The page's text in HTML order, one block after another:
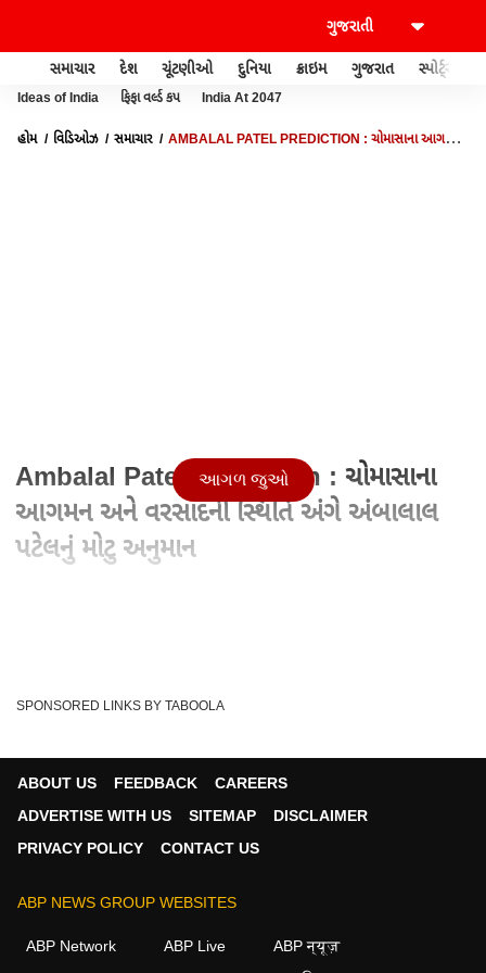
સમાચાર દેશ ચૂંટણીઓ દુનિયા ક્રાઇમ ગુજરાત સ્પોર્ટ્સ
Ideas of India ફિફા વર્લ્ડ કપ India At 2047
હોમ વિડિઓઝ સમાચાર
AMBALAL PATEL PREDICTION : ચોમાસાના આગમન
Ambalal Patel Prediction : ચોમાસાના
આગમન અને વરસાદની સ્થિતિ અંગે અંબાલાલ
પટેલનું મોટુ અનુમાન
Written By :abp asmita
14 Jun 2026 09:49 PM (IST)
આગળ જુઓ
SPONSORED LINKS BY TABOOLA
ABOUT US FEEDBACK
CAREERS
ADVERTISE WITH US
SITEMAP
DISCLAIMER
PRIVACY POLICY
CONTACT US
ABP NEWS GROUP WEBSITES
ABP Network ABP Live
ABP न्यूज़